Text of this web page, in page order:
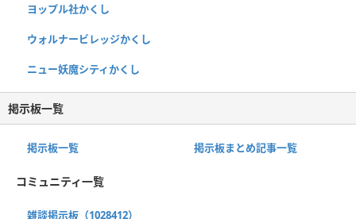
ヨップル社かくし
ウォルナービレッジかくし
ニュー妖魔シティかくし
掲示板一覧
掲示板一覧 掲示板まとめ記事一覧
コミュニティ一覧
雑談掲示板（1028412）